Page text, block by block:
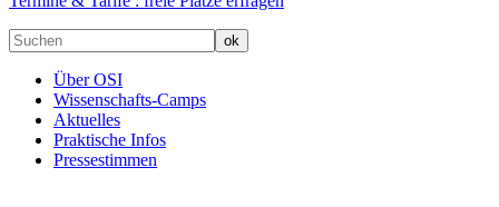
Über OSI
Wissenschafts-Camps
Aktuelles
Praktische Infos
Pressestimmen